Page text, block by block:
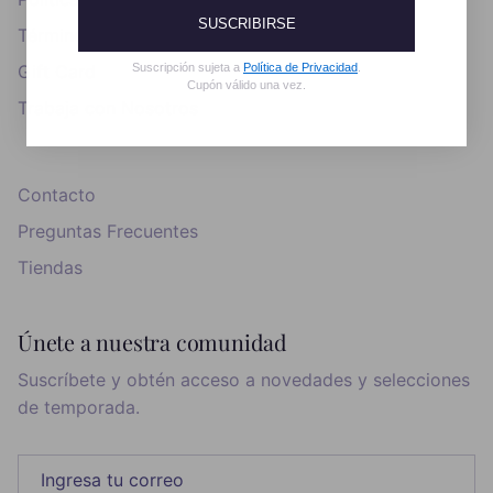
Términos y Condiciones
Gift Card
Trabaja con Nosotros
Contacto
Preguntas Frecuentes
Tiendas
Únete a nuestra comunidad
Suscríbete y obtén acceso a novedades y selecciones
de temporada.
SUSCRIBIRSE
Suscripción sujeta a Política de Privacidad
Cupón válido una vez.